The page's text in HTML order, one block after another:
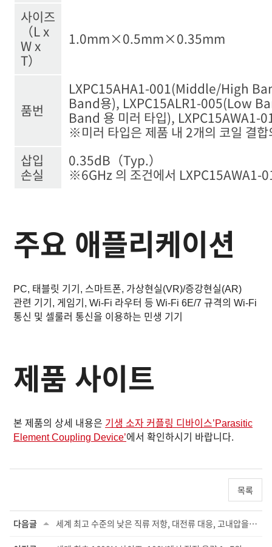
사이즈
（L x
W x
T）
1.0mm×0.5mm×0.35mm
품번
LXPC15AHA1-001(Middle/High
Band용), LXPC15ALR1-005(Low
Band 용 미러 타입), LXPC15AWA1-
※미러 타입은 제품 내 2개의 코일 결
삽입
손실
0.35dB（Typ.）
※6GHz 의 조건에서 LXPC15AWA1-
주요 애플리케이션
PC, 태블릿 기기, 스마트폰, 가상현실(VR)/증강현실(AR)
관련 기기, 게임기, Wi-Fi 라우터 등 Wi-Fi 6E/7 규격의 Wi-Fi
통신 및 셀룰러 통신을 이용하는 민생 기기
제품 사이트
본 제품의 상세 내용은 기생 소자 커플링 디바이스’Parasitic
Element Coupling Device’에서 확인하시기 바랍니다.
목록
다음글 세계 최고 수준의 낮은 직류 저항, 대전류 대응, 고내압을 실현한 2016 사이즈의 자동차 메...